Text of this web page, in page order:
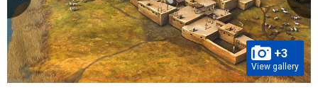
+3
View gallery